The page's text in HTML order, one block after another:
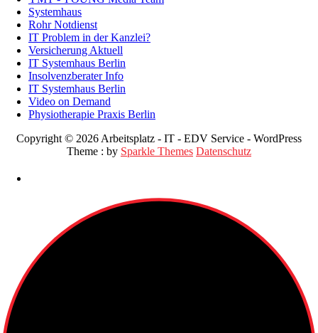
Systemhaus
Rohr Notdienst
IT Problem in der Kanzlei?
Versicherung Aktuell
IT Systemhaus Berlin
Insolvenzberater Info
IT Systemhaus Berlin
Video on Demand
Physiotherapie Praxis Berlin
Copyright © 2026 Arbeitsplatz - IT - EDV Service - WordPress
Theme : by Sparkle Themes Datenschutz